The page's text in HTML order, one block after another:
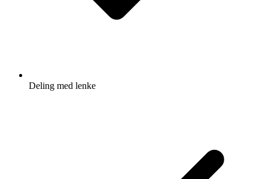
Deling med lenke